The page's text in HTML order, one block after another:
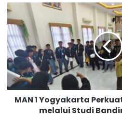
M
A
N
1
Y
o
g
a
MAN 1 Yogyakarta
melalui Studi